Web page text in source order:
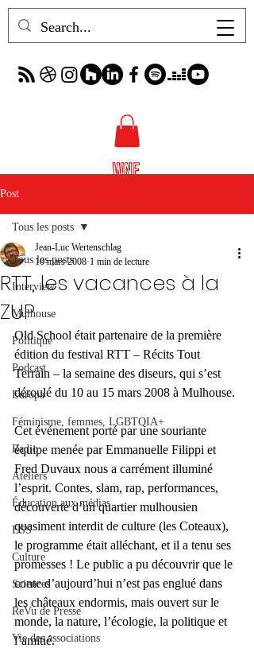
Post
Tous les posts
Interview
Mulhouse
Politique
Podcast
Europa
Féminisme, femmes, LGBTQIA+
Radio
Ateliers
Éducation aux médias
ESS
Culture
Sciences
ReVu de Presse
Vie des associations
Tous les posts
RTT, les vacances à la
ZUP
Jean-Luc Wertenschlag
10 mars 2008 1 min de lecture
Old School était partenaire de la première
édition du festival RTT – Récits Tout
Terrain – la semaine des diseurs, qui s’est
déroulé du 10 au 15 mars 2008 à Mulhouse.
Cet événement porté par une souriante
équipe menée par Emmanuelle Filippi et
Fred Duvaux nous a carrément illuminé
l’esprit. Contes, slam, rap, performances,
découverte d’un quartier mulhousien
quasiment interdit de culture (les Coteaux),
le programme était alléchant, et il a tenu ses
promesses ! Le public a pu découvrir que le
conte d’aujourd’hui n’est pas englué dans
les châteaux endormis, mais ouvert sur le
monde, la nature, l’écologie, la politique et
l’amitié.